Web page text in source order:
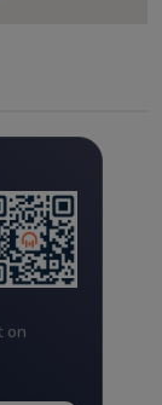
on